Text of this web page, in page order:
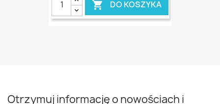
 DO KOSZYKA
Otrzymuj informację o nowościach i